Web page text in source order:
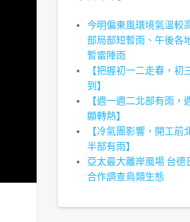
今明偏東風環境氣溫較
部局部短暫雨、午後各
暫雷陣雨
【把握初一二走春，初
到】
【週一週二北部有雨，
顯轉熱】
【冷氣團影響，開工前
半部有雨】
亞太最大離岸風場 台德
合作調查鳥類生態